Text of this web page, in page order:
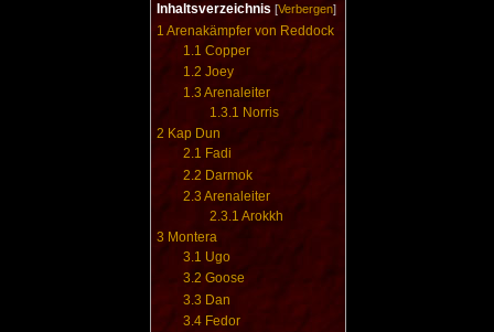
Inhaltsverzeichnis [Verbergen]
1 Arenakämpfer von Reddock
1.1 Copper
1.2 Joey
1.3 Arenaleiter
1.3.1 Norris
2 Kap Dun
2.1 Fadi
2.2 Darmok
2.3 Arenaleiter
2.3.1Arokkh
3 Montera
3.1 Ugo
3.2 Goose
3.3 Dan
3.4 Fedor